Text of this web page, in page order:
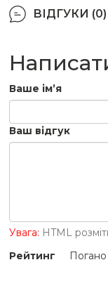
ВІДГУКИ (0)
Ваше ім’я
Ваш відгук
Увага: HTML
Рейтинг Погано